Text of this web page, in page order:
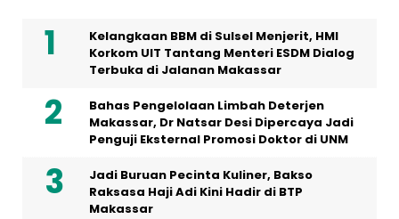
Kelangkaan BBM di Sulsel Menjerit, HMI
Korkom UIT Tantang Menteri ESDM Dialog
Terbuka di Jalanan Makassar
Bahas Pengelolaan Limbah Deterjen
Makassar, Dr Natsar Desi Dipercaya Jadi
Penguji Eksternal Promosi Doktor di UNM
Jadi Buruan Pecinta Kuliner, Bakso
Raksasa Haji Adi Kini Hadir di BTP
Makassar